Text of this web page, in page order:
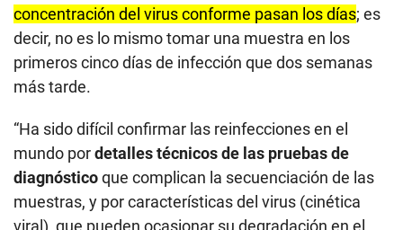
concentración del virus conforme pasan los días; es
decir, no es lo mismo tomar una muestra en los
primeros cinco días de infección que dos semanas
más tarde.
“Ha sido difícil confirmar las reinfecciones en el
mundo pordetalles técnicos de las pruebas de
diagnósticoque complican la secuenciación de las
muestras, y por características del virus (cinética
viral), que pueden ocasionar su degradación en el